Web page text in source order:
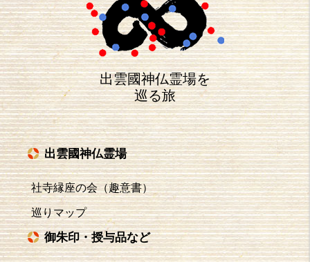
出雲國神仏霊場を
巡る旅
出雲國神仏霊場
社寺縁座の会（趣意書）
巡りマップ
御朱印・授与品など